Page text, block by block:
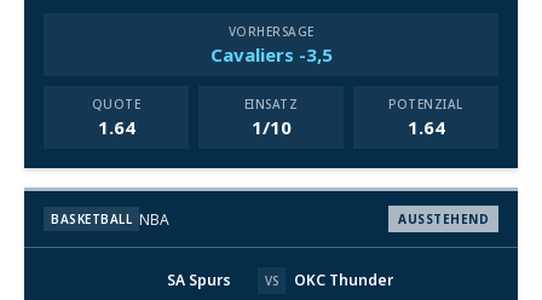
VORHERSAGE
Cavaliers -3,5
QUOTE
1.64
EINSATZ
1/10
POTENZIAL
1.64
BASKETBALL NBA AUSSTEHEND
SA Spurs VS
OKC Thunder